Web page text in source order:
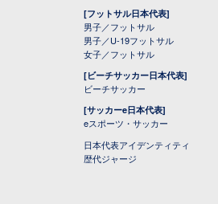
[フットサル日本代表]
男子／フットサル
男子／U-19フットサル
女子／フットサル
[ビーチサッカー日本代表]
ビーチサッカー
[サッカーe日本代表]
eスポーツ・サッカー
日本代表アイデンティティ
歴代ジャージ